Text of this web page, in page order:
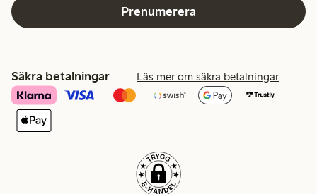
Prenumerera
Säkra betalningar Läs mer om säkra betalningar